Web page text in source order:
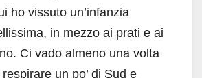
ho vissuto un’infanzia
in mezzo ai prati e ai
Ci vado almeno una volta
un po’ di Sud e